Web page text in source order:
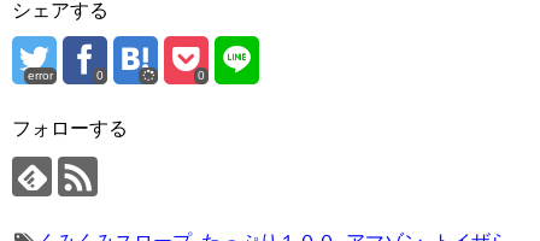
シェアする
error 0 0
フォローする